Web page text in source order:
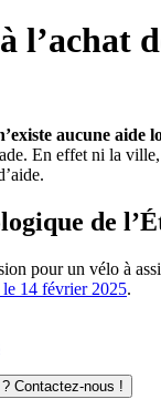
l’achat
aucune aide
En effet ni la
de
pour un vélo à
le 14 février 2025.
Contactez-nous !